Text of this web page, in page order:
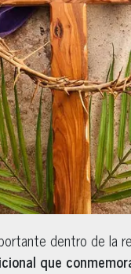
dentro de la
que